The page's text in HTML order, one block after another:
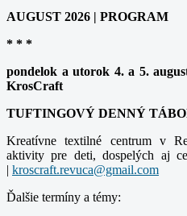
AUGUST 2026 | PROGRAM
* * *
pondelok a utorok 4. a 5.
KrosCraft
TUFTINGOVÝ DENNÝ
Kreatívne textilné centrum v
aktivity pre deti, dospelých aj
|
Ďalšie termíny a témy: